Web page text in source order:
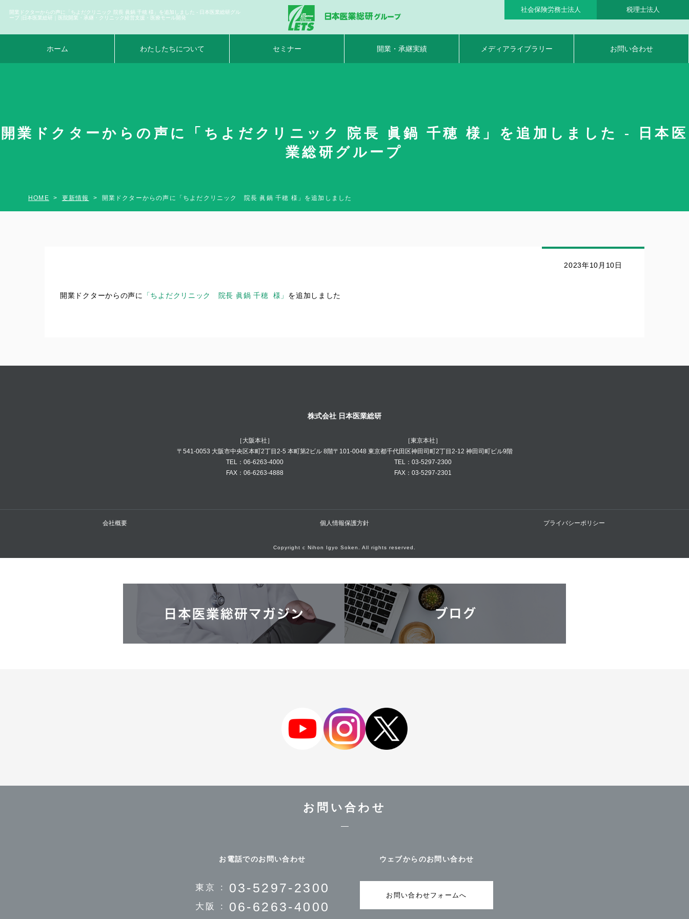
開業ドクターからの声に「ちよだクリニック 院長 眞鍋 千穂 様」を追加しました - 日本医業総研グル
ープ |日本医業総研｜医院開業・承継・クリニック経営支援・医療モール開発
社会保険労務士法人 税理士法人
ホーム わたしたちについて セミナー 開業・承継実績 メディアライブラリー お問い合わせ
開業ドクターからの声に「ちよだクリニック 院長 眞鍋 千穂 様」を追加しました - 日本医
業総研グループ
HOME 更新情報 開業ドクターからの声に「ちよだクリニック 院長 眞鍋 千穂 様」を追加しました
2023年10月10日
開業ドクターからの声に 「ちよだクリニック 院長 眞鍋 千穂 様」 を追加しました
株式会社 日本医業総研
［大阪本社］
〒541-0053 大阪市中央区本町2丁目2-5 本町第2ビル 8階
TEL：06-6263-4000
FAX：06-6263-4888
［東京本社］
〒101-0048 東京都千代田区神田司町2丁目2-12 神田司町ビル9階
TEL：03-5297-2300
FAX：03-5297-2301
会社概要 個人情報保護方針 プライバシーポリシー
Copyright c Nihon Igyo Soken. All rights reserved.
お問い合わせ
お電話でのお問い合わせ
東京 : 03-5297-2300
大阪 : 06-6263-4000
ウェブからのお問い合わせ
お問い合わせフォームへ